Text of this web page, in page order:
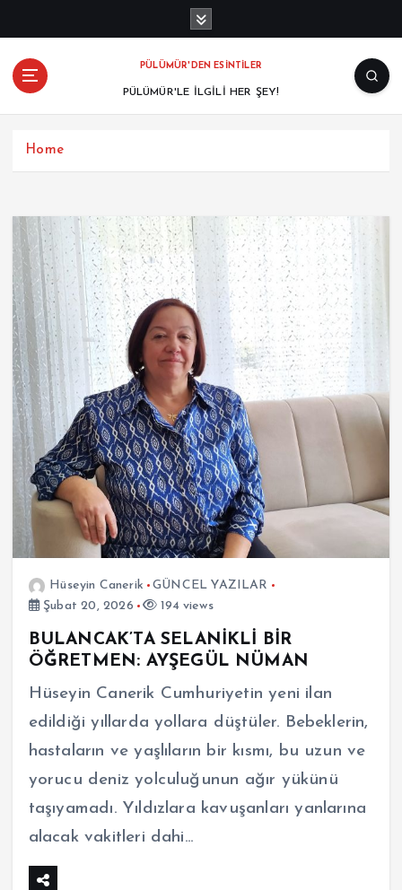
PÜLÜMÜR'DEN ESİNTİLER
PÜLÜMÜR'LE İLGİLİ HER ŞEY!
Home
Hüseyin Canerik
GÜNCEL YAZILAR
Şubat 20, 2026
194 views
BULANCAK’TA SELANİKLİ BİR
ÖĞRETMEN: AYŞEGÜL NÜMAN
Hüseyin Canerik Cumhuriyetin yeni ilan
edildiği yıllarda yollara düştüler. Bebeklerin,
hastaların ve yaşlıların bir kısmı, bu uzun ve
yorucu deniz yolculuğunun ağır yükünü
taşıyamadı. Yıldızlara kavuşanları yanlarına
alacak vakitleri dahi…